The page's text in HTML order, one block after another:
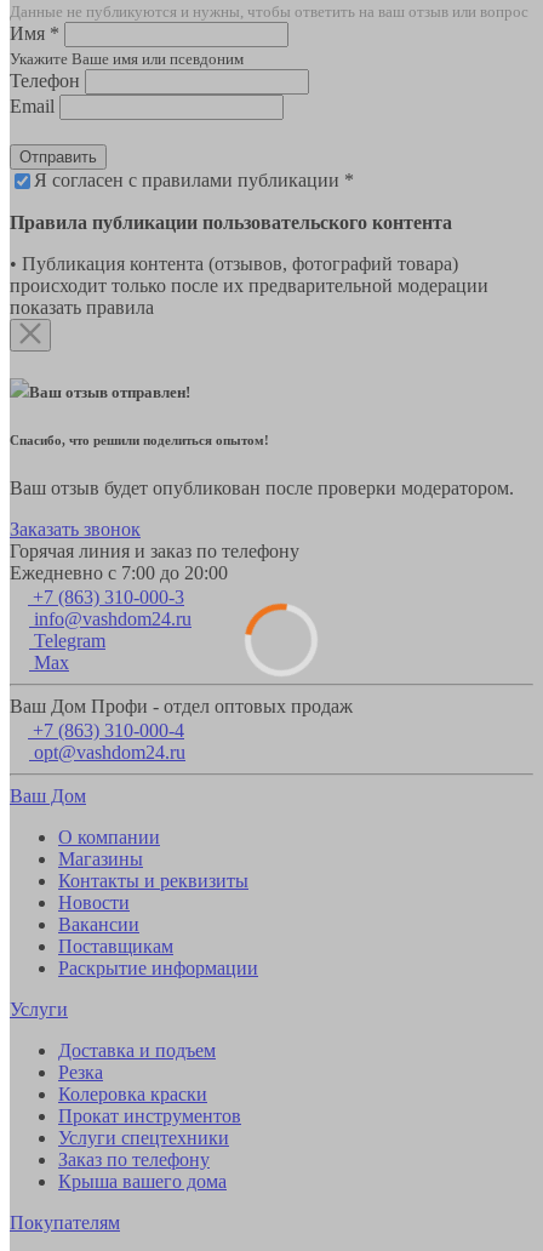
Данные не публикуются и нужны, чтобы ответить на ваш отзыв или вопрос
Имя *
Укажите Ваше имя или псевдоним
Телефон
Email
Отправить
Я согласен с правилами публикации *
Правила публикации пользовательского контента
• Публикация контента (отзывов, фотографий товара)
происходит только после их предварительной модерации
показать правила
Ваш отзыв отправлен!
Спасибо, что решили поделиться опытом!
Ваш отзыв будет опубликован после проверки модератором.
Заказать звонок
Горячая линия и заказ по телефону
Ежедневно с 7:00 до 20:00
+7 (863) 310-000-3
info@vashdom24.ru
Telegram
Max
Ваш Дом Профи - отдел оптовых продаж
+7 (863) 310-000-4
opt@vashdom24.ru
Ваш Дом
О компании
Магазины
Контакты и реквизиты
Новости
Вакансии
Поставщикам
Раскрытие информации
Услуги
Доставка и подъем
Резка
Колеровка краски
Прокат инструментов
Услуги спецтехники
Заказ по телефону
Крыша вашего дома
Покупателям